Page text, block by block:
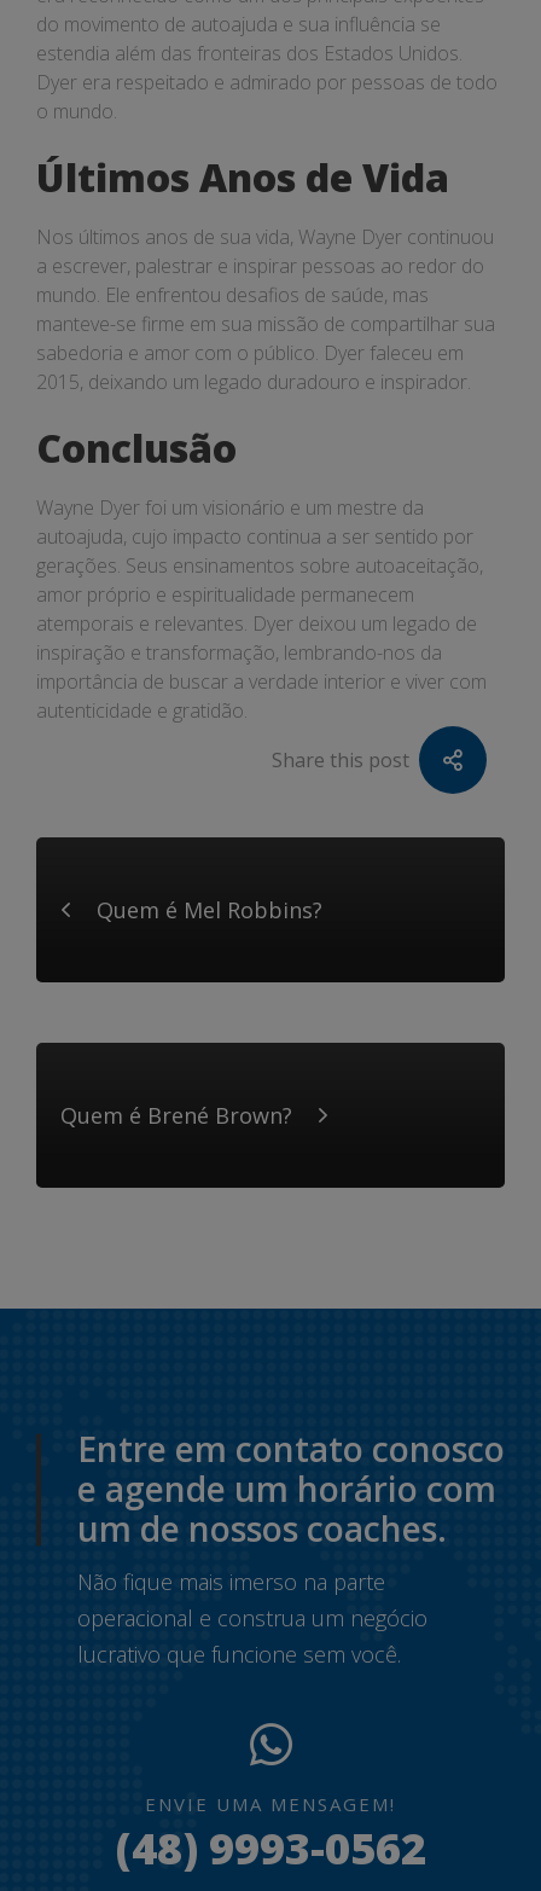
do movimento de autoajuda e sua influência se
estendia além das fronteiras dos Estados Unidos.
Dyer era respeitado e admirado por pessoas de todo
o mundo.
Últimos Anos de Vida
Nos últimos anos de sua vida, Wayne Dyer continuou
a escrever, palestrar e inspirar pessoas ao redor do
mundo. Ele enfrentou desafios de saúde, mas
manteve-se firme em sua missão de compartilhar sua
sabedoria e amor com o público. Dyer faleceu em
2015, deixando um legado duradouro e inspirador.
Conclusão
Wayne Dyer foi um visionário e um mestre da
autoajuda, cujo impacto continua a ser sentido por
gerações. Seus ensinamentos sobre autoaceitação,
amor próprio e espiritualidade permanecem
atemporais e relevantes. Dyer deixou um legado de
inspiração e transformação, lembrando-nos da
importância de buscar a verdade interior e viver com
autenticidade e gratidão.
Share this post
Quem é Mel Robbins?
Quem é Brené Brown?
Entre em contato conosco
e agende um horário com
um de nossos coaches.
Não fique mais imerso na parte
operacional e construa um negócio
lucrativo que funcione sem você.
ENVIE UMA MENSAGEM!
(48) 9993-0562